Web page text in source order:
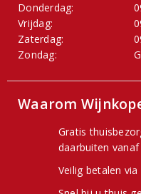
Donderdag:
Vrijdag:
Zaterdag:
Zondag:
Waarom
Gratis
daarbuiten
Veilig betalen